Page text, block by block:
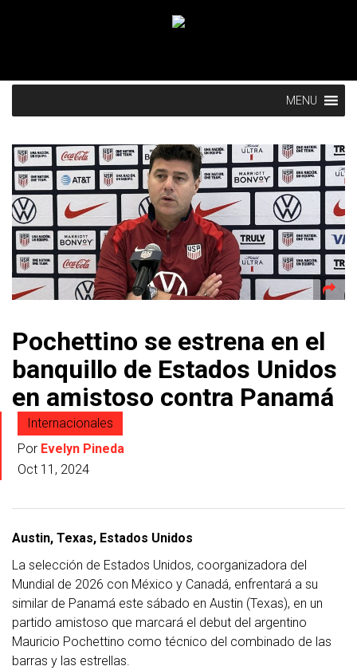
MENU
Pochettino se estrena en el
banquillo de Estados Unidos
en amistoso contra Panamá
Internacionales
Por Evelyn Pineda
Oct 11, 2024
Austin, Texas, Estados Unidos
La selección de Estados Unidos, coorganizadora del
Mundial de 2026 con México y Canadá, enfrentará a su
similar de Panamá este sábado en Austin (Texas), en un
partido amistoso que marcará el debut del argentino
Mauricio Pochettino como técnico del combinado de las
barras y las estrellas.